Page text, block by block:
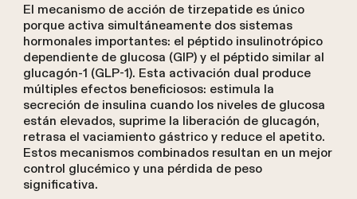
El mecanismo de acción de tirzepatide es único
porque activa simultáneamente dos sistemas
hormonales importantes: el péptido insulinotrópico
dependiente de glucosa (GIP) y el péptido similar al
glucagón-1 (GLP-1). Esta activación dual produce
múltiples efectos beneficiosos: estimula la
secreción de insulina cuando los niveles de glucosa
están elevados, suprime la liberación de glucagón,
retrasa el vaciamiento gástrico y reduce el apetito.
Estos mecanismos combinados resultan en un mejor
control glucémico y una pérdida de peso
significativa.